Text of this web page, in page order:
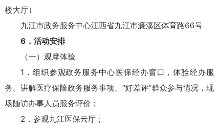
楼大厅）
九江市政务服务中心江西省九江市濂溪区体育路66号
6．活动安排
（一）观摩体验
1．组织参观政务服务中心医保经办窗口，体验经办服
务。讲解医疗保险政务服务事项、“好差评”群众参与情况，现
场随访办事人员服务评价；
2．参观九江医保云厅；